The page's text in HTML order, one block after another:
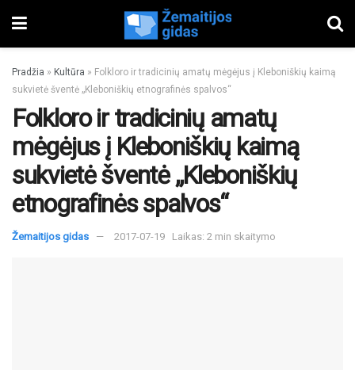
Pradžia » Kultūra » Folkloro ir tradicinių amatų mėgėjus į Kleboniškių kaimą
sukvietė šventė „Kleboniškių etnografinės spalvos“
Folkloro ir tradicinių amatų
mėgėjus į Kleboniškių kaimą
sukvietė šventė „Kleboniškių
etnografinės spalvos“
Žemaitijos gidas 2017-07-19 Laikas: 2 min skaitymo